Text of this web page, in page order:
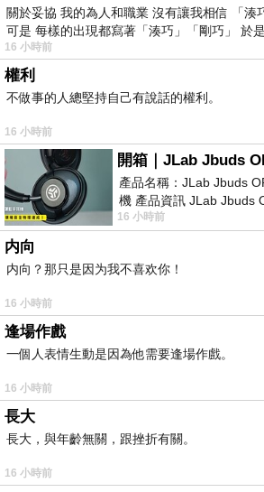
關於妥協 我的為人和職業 沒有讓我相信 「湊
可是 每樣的出現都寫著「湊巧」「剛巧」 於
16 小時前
權利
不做事的人總堅持自己有說話的權利。
16 小時前
產品名稱：JLab Jbuds
機 產品資訊 JLab Jbuds
耳機評語：非常有特色，
16 小時前
内向
内向？那只是因为我不喜欢你！
16 小時前
逢場作戲
一個人表情生動是因為他需要逢場作戲。
16 小時前
長大
長大，與年齡無關，跟挫折有關。
16 小時前